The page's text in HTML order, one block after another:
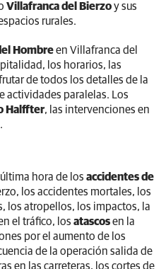
Villafranca del Bierzoy sus
rurales.
Hombreen Villafranca del
los horarios, las
de todos los detalles de la
actividades paralelas. Los
Halffter, las intervenciones en
hora de los accidentes de
los accidentes mortales, los
los atropellos, los impactos, la
el tráfico, los atascosen la
por el aumento de los
de la operación salida de
en las carreteras, los cortes de